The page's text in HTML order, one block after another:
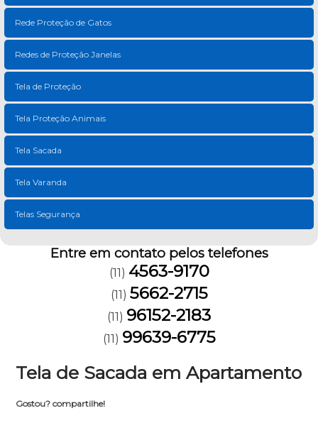
Rede Proteção de Gatos
Redes de Proteção Janelas
Tela de Proteção
Tela Proteção Animais
Tela Sacada
Tela Varanda
Telas Segurança
Entre em contato pelos telefones
(11) 4563-9170
(11) 5662-2715
(11) 96152-2183
(11) 99639-6775
Tela de Sacada em Apartamento
Gostou? compartilhe!